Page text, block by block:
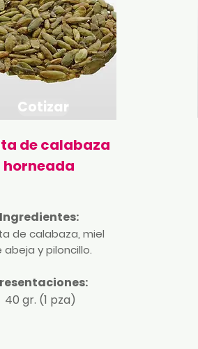
Cotizar
de calabaza
horneada
Ingredientes:
de calabaza, miel
abeja y piloncillo.
40 gr. (1 pza)